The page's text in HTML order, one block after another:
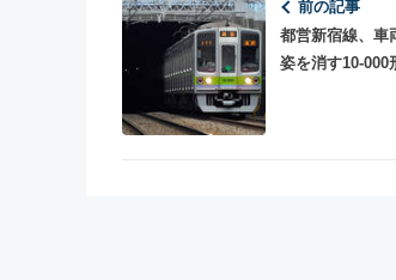
前の記事
都営新宿線、
姿を消す10-000